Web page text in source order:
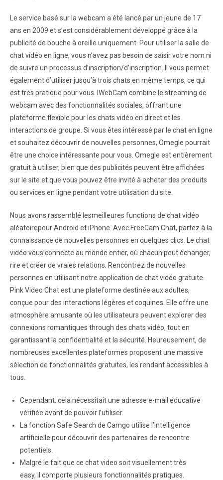
Le service basé sur la webcam a été lancé par un jeune de 17
ans en 2009 et s’est considérablement développé grâce à la
publicité de bouche à oreille uniquement. Pour utiliser la salle de
chat vidéo en ligne, vous n’avez pas besoin de saisir votre nom ni
de suivre un processus d’inscription/d’inscription. Il vous permet
également d’utiliser jusqu’à trois chats en même temps, ce qui
est très pratique pour vous. IWebCam combine le streaming de
webcam avec des fonctionnalités sociales, offrant une
plateforme flexible pour les chats vidéo en direct et les
interactions de groupe. Si vous êtes intéressé par le chat en ligne
et souhaitez découvrir de nouvelles personnes, Omegle pourrait
être une choice intéressante pour vous. Omegle est entièrement
gratuit à utiliser, bien que des publicités peuvent être affichées
sur le site et que vous pouvez être invité à acheter des produits
ou services en ligne pendant votre utilisation du site.
Nous avons rassemblé lesmeilleures functions de chat vidéo
aléatoirepour Android et iPhone. Avec FreeCam.Chat, partez à la
connaissance de nouvelles personnes en quelques clics. Le chat
vidéo vous connecte au monde entier, où chacun peut échanger,
rire et créer de vraies relations. Rencontrez de nouvelles
personnes en utilisant notre application de chat vidéo gratuite.
Pink Video Chat est une plateforme destinée aux adultes,
conçue pour des interactions légères et coquines. Elle offre une
atmosphère amusante où les utilisateurs peuvent explorer des
connexions romantiques through des chats vidéo, tout en
garantissant la confidentialité et la sécurité. Heureusement, de
nombreuses excellentes plateformes proposent une massive
sélection de fonctionnalités gratuites, les rendant accessibles à
tous.
Cependant, cela nécessitait une adresse e-mail éducative
vérifiée avant de pouvoir l’utiliser.
La fonction Safe Search de Camgo utilise l’intelligence
artificielle pour découvrir des partenaires de rencontre
potentiels.
Malgré le fait que ce chat video soit visuellement très
easy, il comporte plusieurs fonctionnalités pratiques.